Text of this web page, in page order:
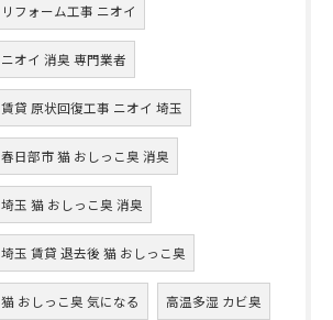
リフォーム工事 ニオイ
ニオイ 消臭 専門業者
賃貸 原状回復工事 ニオイ 埼玉
春日部市 猫 おしっこ臭 消臭
埼玉 猫 おしっこ臭 消臭
埼玉 賃貸 退去後 猫 おしっこ臭
猫 おしっこ臭 気になる 高温多湿 カビ臭